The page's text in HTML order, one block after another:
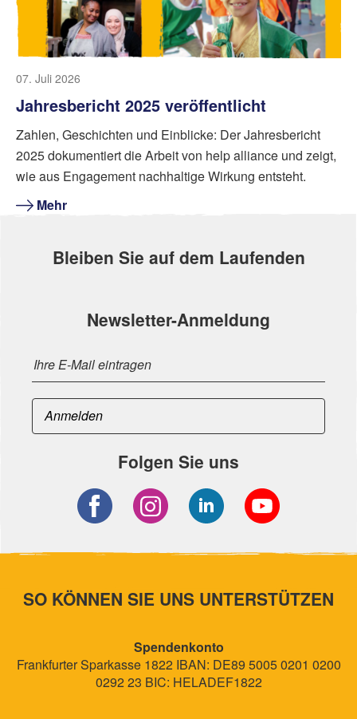
07. Juli 2026
Jahresbericht 2025 veröffentlicht
Zahlen, Geschichten und Einblicke: Der Jahresbericht
2025 dokumentiert die Arbeit von help alliance und zeigt,
wie aus Engagement nachhaltige Wirkung entsteht.
Mehr
Bleiben Sie auf dem Laufenden
Newsletter-Anmeldung
Folgen Sie uns
SO KÖNNEN SIE UNS UNTERSTÜTZEN
Spendenkonto
Frankfurter Sparkasse 1822 IBAN: DE89 5005 0201 0200
0292 23 BIC: HELADEF1822